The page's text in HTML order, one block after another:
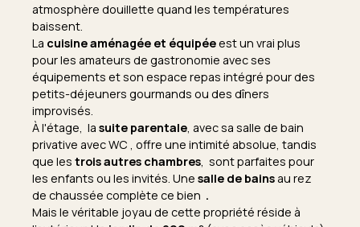
atmosphère douillette quand les températures
baissent.
La cuisine aménagée et équipéeest un vrai plus
pour les amateurs de gastronomie avec ses
équipements et son espace repas intégré pour des
petits-déjeuners gourmands ou des dîners
improvisés.
À l'étage, la suite parentale , avec sa salle de bain
privative avec WC , offre une intimité absolue, tandis
que les trois autres chambres , sont parfaites pour
les enfants ou les invités. Une salle de bains au rez
de chaussée complète ce bien .
Mais le véritable joyau de cette propriété réside à